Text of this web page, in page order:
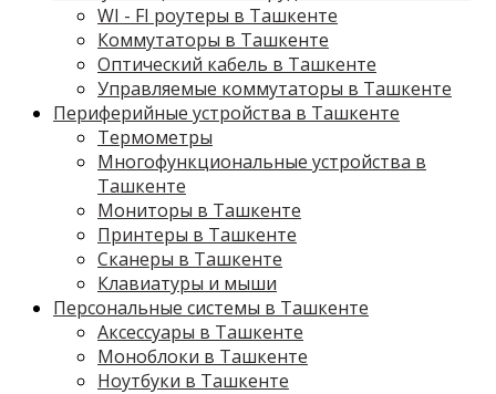
WI - FI роутеры в Ташкенте
Коммутаторы в Ташкенте
Оптический кабель в Ташкенте
Управляемые коммутаторы в Ташкенте
Периферийные устройства в Ташкенте
Термометры
Многофункциональные устройства в
Ташкенте
Мониторы в Ташкенте
Принтеры в Ташкенте
Сканеры в Ташкенте
Клавиатуры и мыши
Персональные системы в Ташкенте
Аксессуары в Ташкенте
Моноблоки в Ташкенте
Ноутбуки в Ташкенте